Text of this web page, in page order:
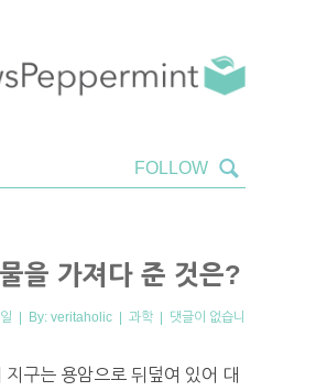
을 가져다 준 것은?
일 | By: veritaholic | 과학 | 댓글이 없습니
지구는 용암으로 뒤덮여 있어 대